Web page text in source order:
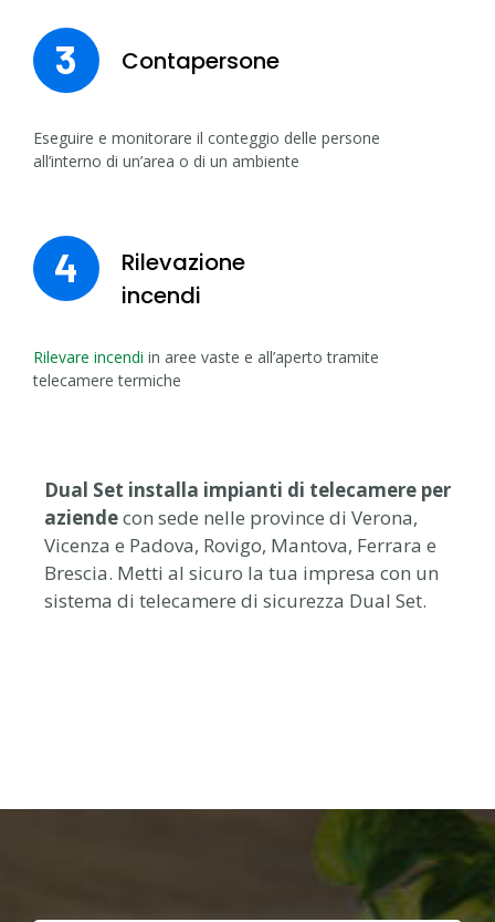
3 Contapersone
Eseguire e monitorare il conteggio delle persone
all’interno di un’area o di un ambiente
4
Rilevazione
incendi
Rilevare incendi in aree vaste e all’aperto tramite
telecamere termiche
Dual Set installa impianti di telecamere per
aziendecon sede nelle province di Verona,
Vicenza e Padova, Rovigo, Mantova, Ferrara e
Brescia. Metti al sicuro la tua impresa con un
sistema di telecamere di sicurezza Dual Set.